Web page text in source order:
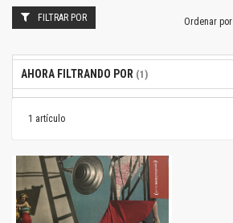
1 artículo
Ordenar por
FILTRAR POR
AHORA FILTRANDO POR